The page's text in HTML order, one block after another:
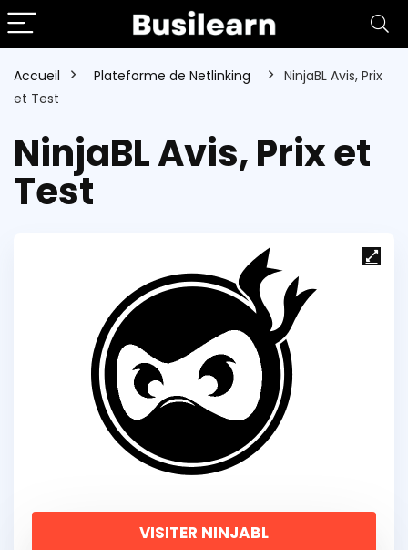
Accueil Plateforme de Netlinking
NinjaBL Avis, Prix
et Test
NinjaBL Avis, Prix et
Test
VISITER NINJABL